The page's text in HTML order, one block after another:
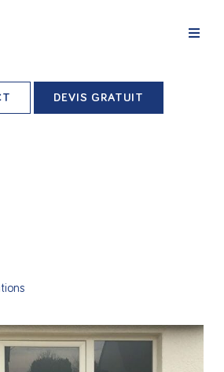
Nos agences
Nos produits
DEVIS GRATUIT